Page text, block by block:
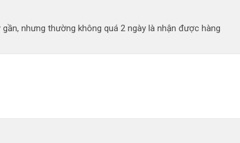
nhưng thường không quá 2 ngày là nhận được hàng